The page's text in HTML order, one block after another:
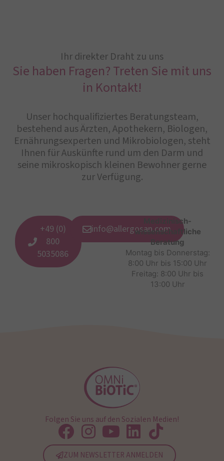
Ihr direkter Draht zu uns
Sie haben Fragen? Treten Sie mit uns
in Kontakt!
Unser hochqualifiziertes Beratungsteam,
bestehend aus Ärzten, Apothekern, Biologen,
Ernährungsexperten und Mikrobiologen, steht
Ihnen für Auskünfte rund um den Darm und
seine mikroskopisch kleinen Bewohner gerne
zur Verfügung.
+49 (0)
800
5035086
info@allergosan.com
Medizinisch-
wissenschaftliche
Beratung
Montag bis Donnerstag:
8:00 Uhr bis 15:00 Uhr
Freitag: 8:00 Uhr bis
13:00 Uhr
Folgen Sie uns auf den Sozialen Medien!
ZUM NEWSLETTER ANMELDEN